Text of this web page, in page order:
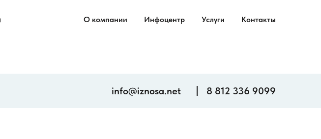
О компании Инфоцентр Услуги Контакты
8 812 336 9099
info@iznosa.net